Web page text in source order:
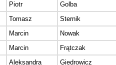
Piotr Golba
Tomasz Sternik
Marcin Nowak
Marcin Frątczak
Aleksandra Giedrowicz